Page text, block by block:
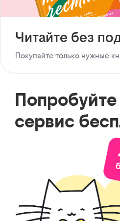
Читайте без
Покупайте только нужные
сервис